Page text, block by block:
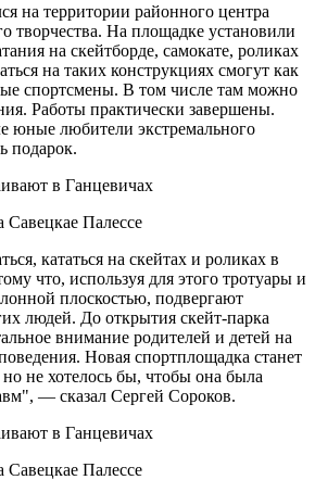
на территории районного центра
творчества. На площадке установили
на скейтборде, самокате, роликах
на таких конструкциях смогут как
спортсмены. В том числе там можно
Работы практически завершены.
юные любители экстремального
подарок.
Савецкае Палессе
кататься на скейтах и роликах в
что, используя для этого тротуары и
плоскостью, подвергают
людей. До открытия скейт-парка
внимание родителей и детей на
Новая спортплощадка станет
не хотелось бы, чтобы она была
— сказал Сергей Сороков.
Савецкае Палессе